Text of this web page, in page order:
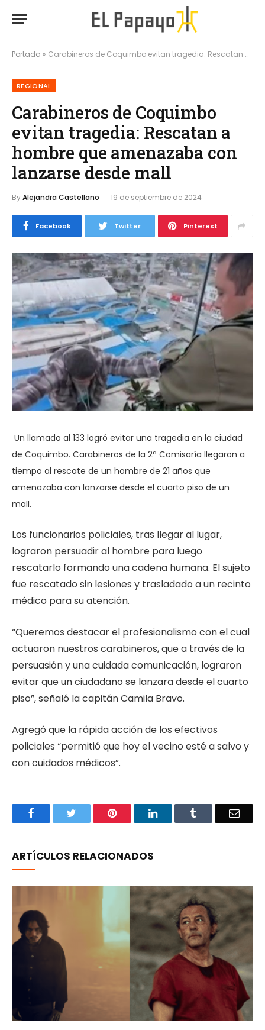
Portada » Carabineros de Coquimbo evitan tragedia: Rescatan a hombre que amenazaba con lanzarse desde mall
REGIONAL
Carabineros de Coquimbo
evitan tragedia: Rescatan a
hombre que amenazaba con
lanzarse desde mall
ByAlejandra Castellano 19 de septiembre de 2024
Facebook Twitter Pinterest
Un llamado al 133 logró evitar una tragedia en la ciudad
de Coquimbo. Carabineros de la 2ª Comisaría llegaron a
tiempo al rescate de un hombre de 21 años que
amenazaba con lanzarse desde el cuarto piso de un
mall.
Los funcionarios policiales, tras llegar al lugar,
lograron persuadir al hombre para luego
rescatarlo formando una cadena humana. El sujeto
fue rescatado sin lesiones y trasladado a un recinto
médico para su atención.
“Queremos destacar el profesionalismo con el cual
actuaron nuestros carabineros, que a través de la
persuasión y una cuidada comunicación, lograron
evitar que un ciudadano se lanzara desde el cuarto
piso”, señaló la capitán Camila Bravo.
Agregó que la rápida acción de los efectivos
policiales “permitió que hoy el vecino esté a salvo y
con cuidados médicos”.
Facebook Pinterest LinkedIn Email
ARTÍCULOS RELACIONADOS